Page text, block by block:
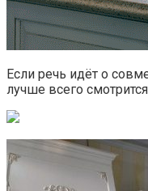
Если речь идёт о
лучше всего